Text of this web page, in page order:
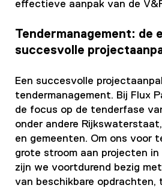
effectieve aanpak van de
Tendermanagement: de
succesvolle
Een succesvolle
tendermanagement. Bij Flux
de focus op de tenderfase
onder andere
en gemeenten. Om ons voor
grote stroom aan projecten in
zijn we voortdurend bezig
van beschikbare opdrachten,